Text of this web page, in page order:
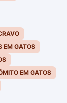
EM GATOS
EM GATOS